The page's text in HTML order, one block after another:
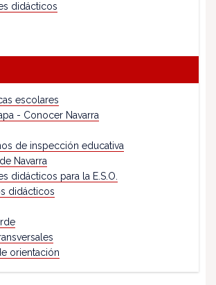
didácticos
escolares
- Conocer Navarra
de inspección educativa
Navarra
didácticos para la E.S.O.
didácticos
orientación